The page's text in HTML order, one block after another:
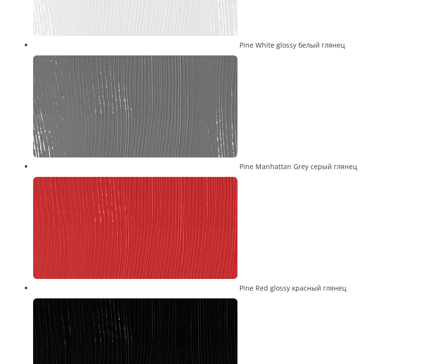
Pine White glossy белый глянец
Pine Manhattan Grey серый глянец
Pine Red glossy красный глянец